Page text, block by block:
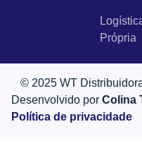
Própria
© 2025 WT
Desenvolvido por Colina
Política de privacidade